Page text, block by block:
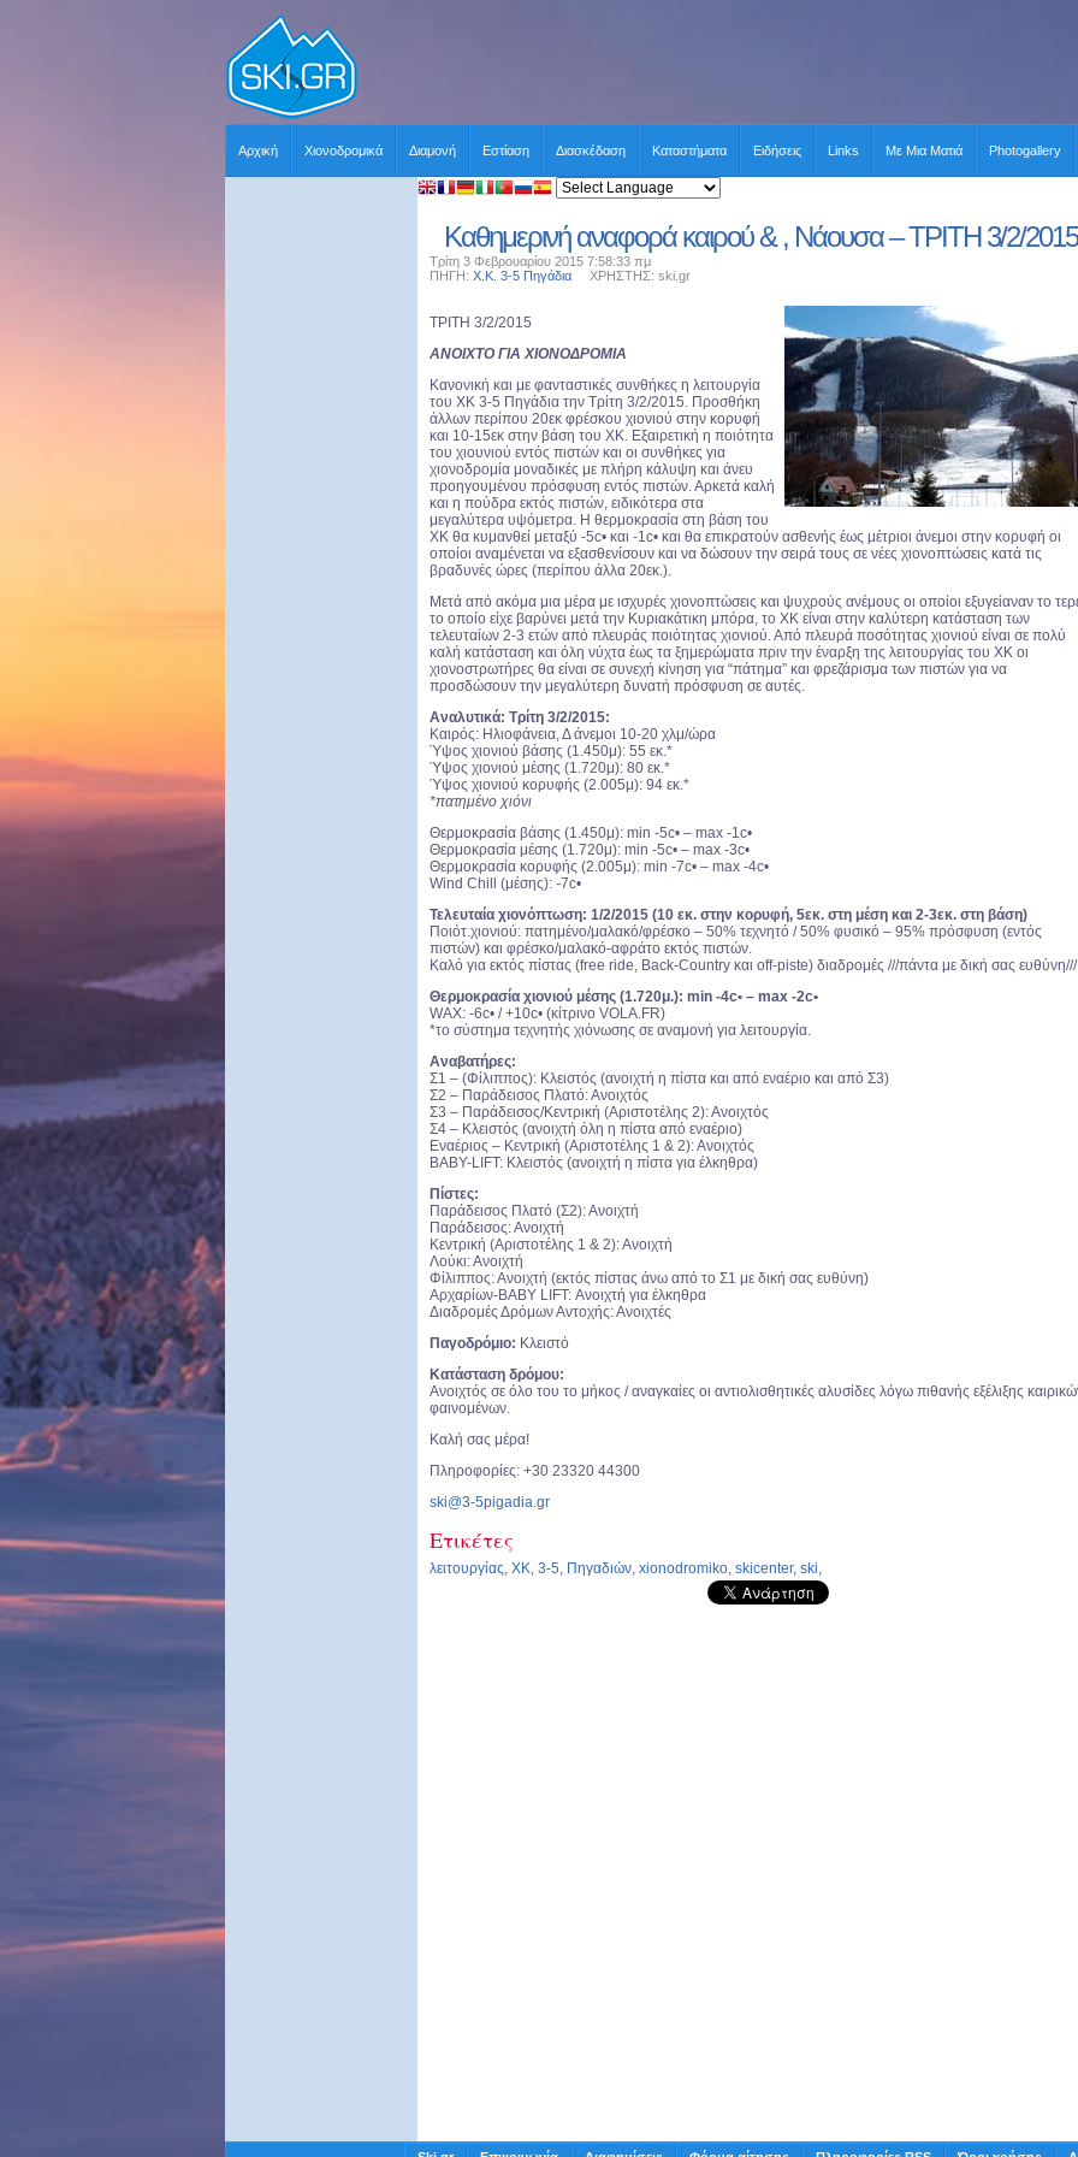
Αρχική Χιονοδρομικά Διαμονή Εστίαση Διασκέδαση Καταστήματα Ειδήσεις Links Με Μια Ματιά Photogallery
Καθημερινή αναφορά καιρού & , Νάουσα – ΤΡΙΤΗ 3/2/2015
Τρίτη 3 Φεβρουαρίου 2015 7:58:33 πμ
ΠΗΓΗ: Χ.Κ. 3-5 Πηγάδια ΧΡΗΣΤΗΣ: ski.gr
ΤΡΙΤΗ 3/2/2015
ΑΝΟΙΧΤΟ ΓΙΑ ΧΙΟΝΟΔΡΟΜΙΑ
Κανονική και με φανταστικές συνθήκες η λειτουργία
του ΧΚ 3-5 Πηγάδια την Τρίτη 3/2/2015. Προσθήκη
άλλων περίπου 20εκ φρέσκου χιονιού στην κορυφή
και 10-15εκ στην βάση του ΧΚ. Εξαιρετική η ποιότητα
του χιουνιού εντός πιστών και οι συνθήκες για
χιονοδρομία μοναδικές με πλήρη κάλυψη και άνευ
προηγουμένου πρόσφυση εντός πιστών. Αρκετά καλή
και η πούδρα εκτός πιστών, ειδικότερα στα
μεγαλύτερα υψόμετρα. Η θερμοκρασία στη βάση του
ΧΚ θα κυμανθεί μεταξύ -5c• και -1c• και θα επικρατούν ασθενής έως μέτριοι άνεμοι στην κορυφή οι
οποίοι αναμένεται να εξασθενίσουν και να δώσουν την σειρά τους σε νέες χιονοπτώσεις κατά τις
βραδυνές ώρες (περίπου άλλα 20εκ.).
Μετά από ακόμα μια μέρα με ισχυρές χιονοπτώσεις και ψυχρούς ανέμους οι οποίοι εξυγείαναν το
το οποίο είχε βαρύνει μετά την Κυριακάτικη μπόρα, το ΧΚ είναι στην καλύτερη κατάσταση των
τελευταίων 2-3 ετών από πλευράς ποιότητας χιονιού. Από πλευρά ποσότητας χιονιού είναι σε πολύ
καλή κατάσταση και όλη νύχτα έως τα ξημερώματα πριν την έναρξη της λειτουργίας του ΧΚ οι
χιονοστρωτήρες θα είναι σε συνεχή κίνηση για “πάτημα” και φρεζάρισμα των πιστών για να
προσδώσουν την μεγαλύτερη δυνατή πρόσφυση σε αυτές.
Αναλυτικά: Τρίτη 3/2/2015:
Καιρός: Ηλιοφάνεια, Δ άνεμοι 10-20 χλμ/ώρα
Ύψος χιονιού βάσης (1.450μ): 55 εκ.*
Ύψος χιονιού μέσης (1.720μ): 80 εκ.*
Ύψος χιονιού κορυφής (2.005μ): 94 εκ.*
*πατημένο χιόνι
Θερμοκρασία βάσης (1.450μ): min -5c• – max -1c•
Θερμοκρασία μέσης (1.720μ): min -5c• – max -3c•
Θερμοκρασία κορυφής (2.005μ): min -7c• – max -4c•
Wind Chill (μέσης): -7c•
Τελευταία χιονόπτωση: 1/2/2015 (10 εκ. στην κορυφή, 5εκ. στη μέση και 2-3εκ. στη βάση)
Ποιότ.χιονιού: πατημένο/μαλακό/φρέσκο – 50% τεχνητό / 50% φυσικό – 95% πρόσφυση (εντός
πιστών) και φρέσκο/μαλακό-αφράτο εκτός πιστών.
Καλό για εκτός πίστας (free ride, Back-Country και off-piste) διαδρομές ///πάντα με δική σας ευθύνη///
Θερμοκρασία χιονιού μέσης (1.720μ.): min -4c• – max -2c•
WAX: -6c• / +10c• (κίτρινο VOLA.FR)
*το σύστημα τεχνητής χιόνωσης σε αναμονή για λειτουργία.
Αναβατήρες:
Σ1 – (Φίλιππος): Κλειστός (ανοιχτή η πίστα και από εναέριο και από Σ3)
Σ2 – Παράδεισος Πλατό: Ανοιχτός
Σ3 – Παράδεισος/Κεντρική (Αριστοτέλης 2): Ανοιχτός
Σ4 – Κλειστός (ανοιχτή όλη η πίστα από εναέριο)
Εναέριος – Κεντρική (Αριστοτέλης 1 & 2): Ανοιχτός
BABY-LIFT: Κλειστός (ανοιχτή η πίστα για έλκηθρα)
Πίστες:
Παράδεισος Πλατό (Σ2): Ανοιχτή
Παράδεισος: Ανοιχτή
Κεντρική (Αριστοτέλης 1 & 2): Ανοιχτή
Λούκι: Ανοιχτή
Φίλιππος: Ανοιχτή (εκτός πίστας άνω από το Σ1 με δική σας ευθύνη)
Αρχαρίων-BABY LIFT: Ανοιχτή για έλκηθρα
Διαδρομές Δρόμων Αντοχής: Ανοιχτές
Παγοδρόμιο: Κλειστό
Κατάσταση δρόμου:
Ανοιχτός σε όλο του το μήκος / αναγκαίες οι αντιολισθητικές αλυσίδες λόγω πιθανής εξέλιξης
φαινομένων.
Καλή σας μέρα!
Πληροφορίες: +30 23320 44300
ski@3-5pigadia.gr
Ετικέτες
λειτουργίας, ΧΚ, 3-5, Πηγαδιών, xionodromiko, skicenter, ski,